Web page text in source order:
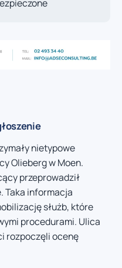
nietypowe
Olieberg w Moen.
przeprowadził
Taka informacja
służb, które
procedurami. Ulica
rozpoczęli ocenę